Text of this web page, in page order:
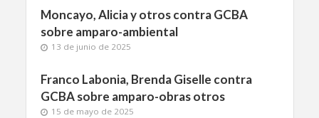
Moncayo, Alicia y otros contra GCBA
sobre amparo-ambiental
13 de junio de 2025
Franco Labonia, Brenda Giselle contra
GCBA sobre amparo-obras otros
15 de mayo de 2025